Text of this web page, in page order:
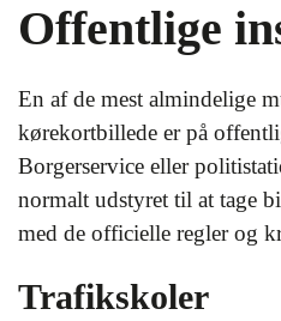
Offentlige
En af de mest almindelige
kørekortbillede er på
Borgerservice eller
normalt udstyret til at tage
med de officielle regler og
Trafikskoler